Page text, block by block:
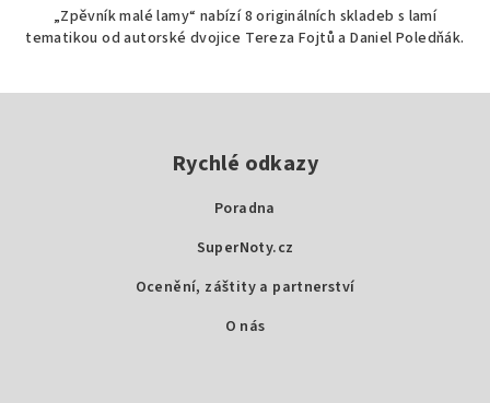
„Zpěvník malé lamy“ nabízí 8 originálních skladeb s lamí
tematikou od autorské dvojice Tereza Fojtů a Daniel Poledňák.
Rychlé odkazy
Poradna
SuperNoty.cz
Ocenění, záštity a partnerství
O nás